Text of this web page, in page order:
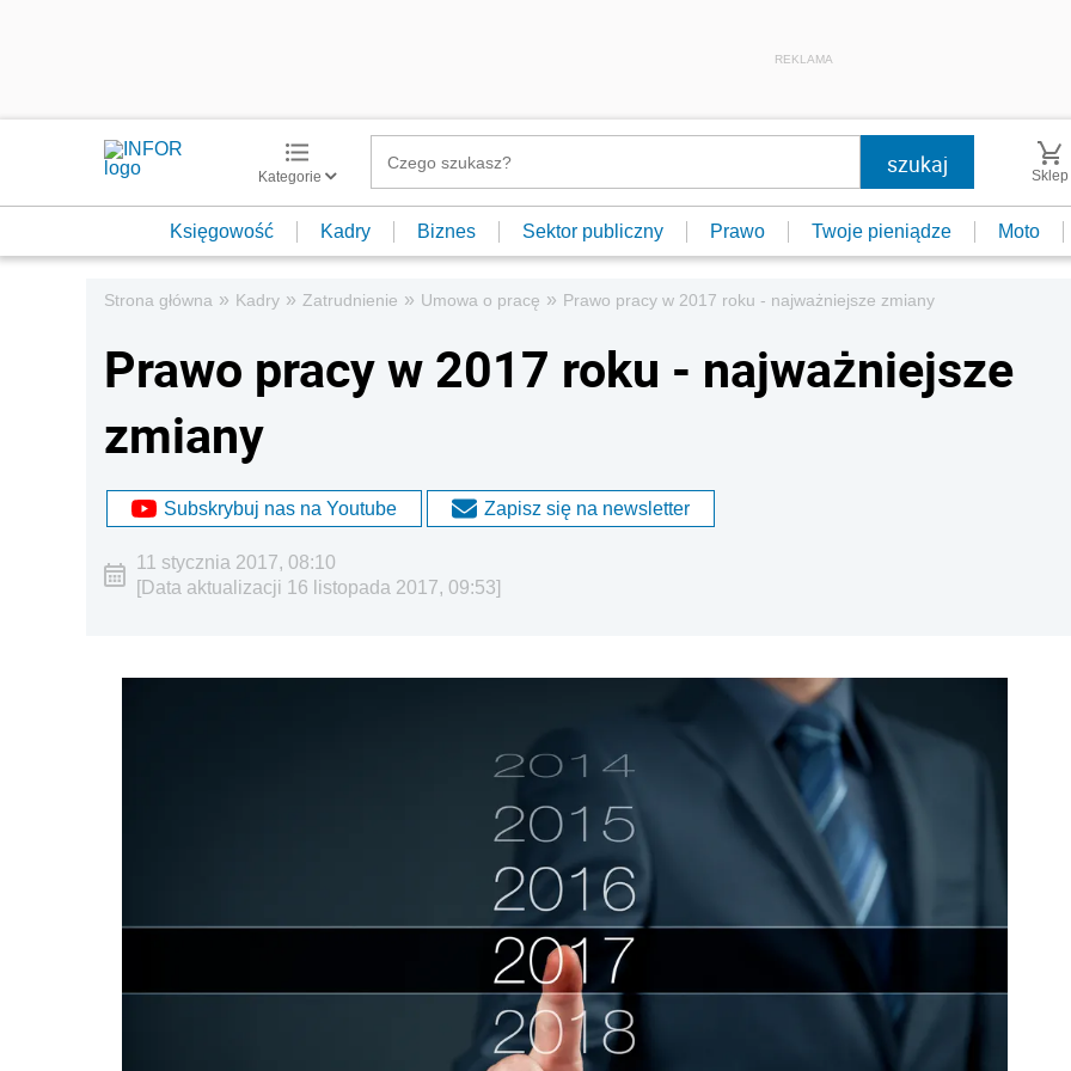
REKLAMA
Kategorie Sklep
Księgowość Kadry Biznes Sektor publiczny Prawo Twoje pieniądze Moto
Strona główna » Kadry » Zatrudnienie » Umowa o pracę » Prawo pracy w 2017 roku - najważniejsze zmiany
Prawo pracy w 2017 roku - najważniejsze
zmiany
Subskrybuj nas na Youtube Zapisz się na newsletter
11 stycznia 2017, 08:10
[Data aktualizacji 16 listopada 2017, 09:53]